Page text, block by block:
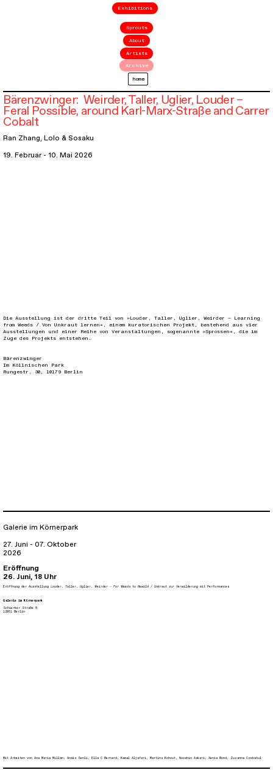
Exhibitions
Sprouts
About
Artists
Archive
home
Bärenzwinger: Weirder, Taller, Uglier, Louder –
Feral Possible, around Karl-Marx-Straße and Carrer
Cobalt
Ran Zhang,Lolo & Sosaku
19. Februar - 10. Mai 2026
Die Ausstellung ist der dritte Teil von »Louder, Taller, Uglier, Weirder – Learning
from Weeds / Von Unkraut lernen« , einem kuratorischen Projekt, bestehend aus vier
Ausstellungen und einer Reihe von Veranstaltungen, sogenannte »Sprossen«, die im
Zuge des Projekts entstehen.
Bärenzwinger
Im Köllnischen Park
Rungestr. 30, 10179 Berlin
Galerie im Körnerpark
27. Juni - 07. Oktober
2026
Eröffnung
26. Juni, 18 Uhr
Eröffnung der AusstellungLouder, Taller, Uglier, Weirder - For Weeds to Rewild / Unkraut zur Verwilderung mit Performances
Galerie im Körnerpark
Schierker Straße 8
12051 Berlin
Mit Arbeiten vonAna María Millán,Anaïs Senli,Ella C Bernard,Kamal Aljafari,Martins Kohout,Nooshin Askari,Xenia Bond, Zuzanna Czebatul